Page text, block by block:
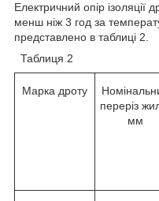
Електричний опір ізоляції
менш ніж 3 год за
представлено в таблиці 2.
Таблиця 2
Марка дроту
переріз
мм